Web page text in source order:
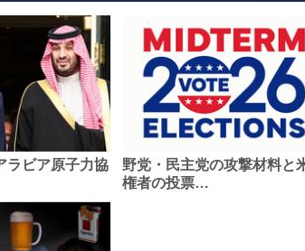
ラビア原子力協
野党・民主党の攻撃材料と
権者の投票…